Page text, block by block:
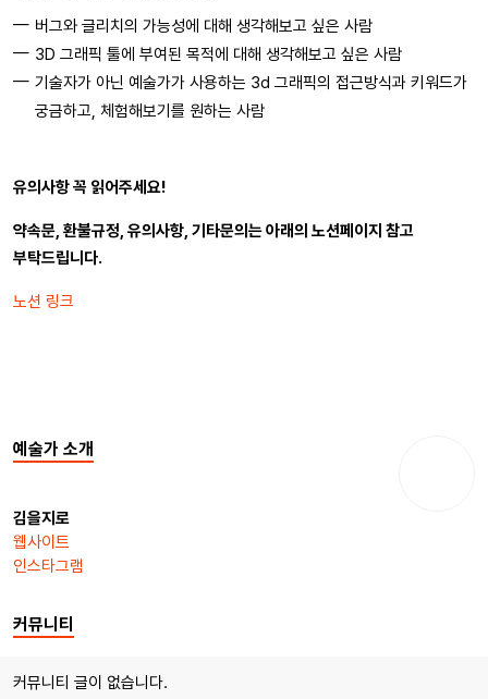
버그와 글리치의 가능성에 대해 생각해보고 싶은 사람
3D 그래픽 툴에 부여된 목적에 대해 생각해보고 싶은 사람
기술자가 아닌 예술가가 사용하는 3d 그래픽의 접근방식과 키워드가
궁금하고, 체험해보기를 원하는 사람
유의사항 꼭 읽어주세요!
약속문, 환불규정, 유의사항, 기타문의는 아래의 노션페이지 참고
부탁드립니다.
노션 링크
예술가 소개
김을지로
웹사이트
인스타그램
커뮤니티
커뮤니티 글이 없습니다.